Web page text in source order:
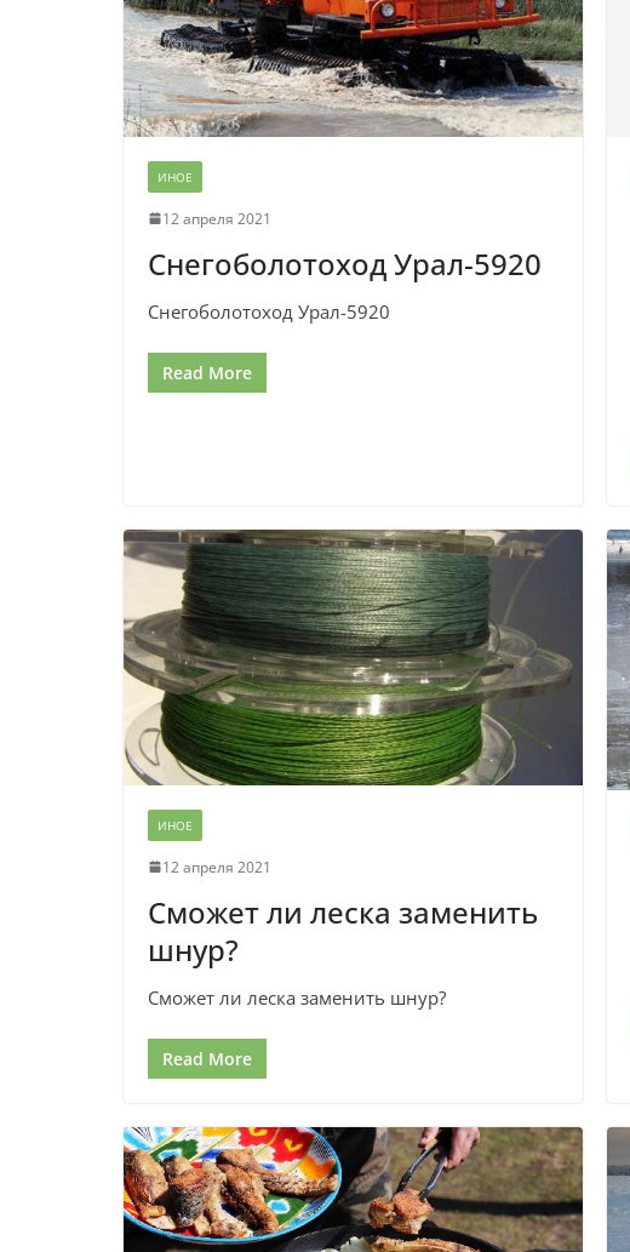
ИНОЕ
12 апреля 2021
Снегоболотоход Урал-5920
Снегоболотоход Урал-5920
Read More
ИНОЕ
12 апреля 2021
Сможет ли леска заменить
шнур?
Сможет ли леска заменить шнур?
Read More